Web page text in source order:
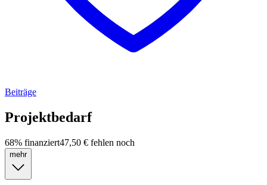
Beiträge
Projektbedarf
68% finanziert47,50 € fehlen noch
mehr